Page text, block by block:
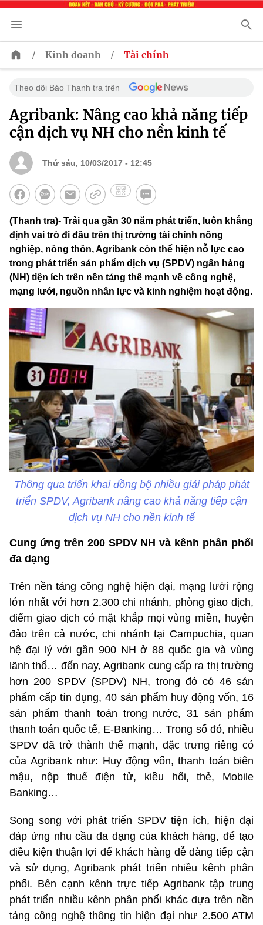
/ Kinh doanh / Tài chính
Theo dõi Báo Thanh tra trên
Agribank: Nâng cao khả năng tiếp
cận dịch vụ NH cho nền kinh tế
Thứ sáu, 10/03/2017 - 12:45
(Thanh tra)- Trải qua gần 30 năm phát triển, luôn khẳng
định vai trò đi đầu trên thị trường tài chính nông
nghiệp, nông thôn, Agribank còn thể hiện nỗ lực cao
trong phát triển sản phẩm dịch vụ (SPDV) ngân hàng
(NH) tiện ích trên nền tảng thế mạnh về công nghệ,
mạng lưới, nguồn nhân lực và kinh nghiệm hoạt động.
Thông qua triển khai đồng bộ nhiều giải pháp phát
triển SPDV, Agribank nâng cao khả năng tiếp cận
dịch vụ NH cho nền kinh tế
Cung ứng trên 200 SPDV NH và kênh phân phối
đa dạng
Trên nền tảng công nghệ hiện đại, mạng lưới rộng
lớn nhất với hơn 2.300 chi nhánh, phòng giao dịch,
điểm giao dịch có mặt khắp mọi vùng miền, huyện
đảo trên cả nước, chi nhánh tại Campuchia, quan
hệ đại lý với gần 900 NH ở 88 quốc gia và vùng
lãnh thổ… đến nay, Agribank cung cấp ra thị trường
hơn 200 SPDV (SPDV) NH, trong đó có 46 sản
phẩm cấp tín dụng, 40 sản phẩm huy động vốn, 16
sản phẩm thanh toán trong nước, 31 sản phẩm
thanh toán quốc tế, E-Banking… Trong số đó, nhiều
SPDV đã trở thành thế mạnh, đặc trưng riêng có
của Agribank như: Huy động vốn, thanh toán biên
mậu, nộp thuế điện tử, kiều hối, thẻ, Mobile
Banking…
Song song với phát triển SPDV tiện ích, hiện đại
đáp ứng nhu cầu đa dạng của khách hàng, để tạo
điều kiện thuận lợi để khách hàng dễ dàng tiếp cận
và sử dụng, Agribank phát triển nhiều kênh phân
phối. Bên cạnh kênh trực tiếp Agribank tập trung
phát triển nhiều kênh phân phối khác dựa trên nền
tảng công nghệ thông tin hiện đại như 2.500 ATM